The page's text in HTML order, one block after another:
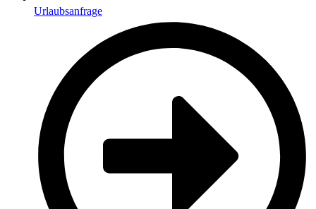
Urlaubsanfrage